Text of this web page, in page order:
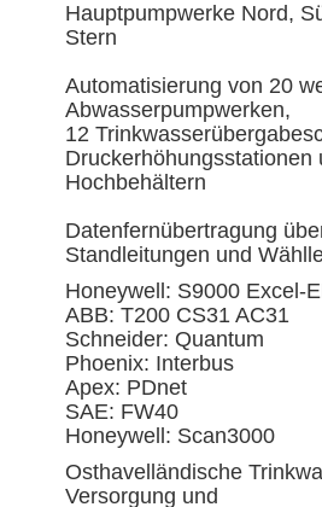
Hauptpumpwerke Nord,
Stern
Automatisierung von 20
Abwasserpumpwerken,
12
Druckerhöhungsstationen
Hochbehältern
Datenfernübertragung
Standleitungen und
Honeywell: S9000 Excel-
ABB: T200 CS31 AC31
Schneider: Quantum
Phoenix: Interbus
Apex: PDnet
SAE: FW40
Honeywell: Scan3000
Osthavelländische
Versorgung und